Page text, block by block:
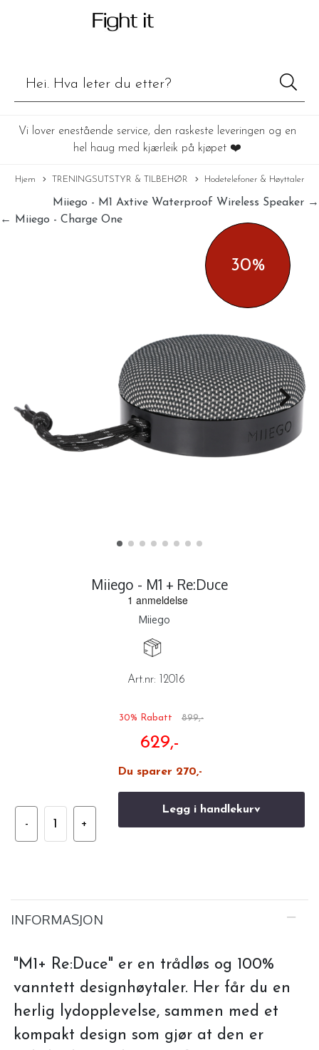
Vi lover enestående service, den raskeste leveringen og en
hel haug med kjærleik på kjøpet ❤️
Hjem TRENINGSUTSTYR & TILBEHØR Hodetelefoner & Høyttaler
30%
Miiego - M1 Axtive Waterproof Wireless Speaker →
← Miiego - Charge One
Miiego - M1 + Re:Duce
Miiego
Art.nr: 12016
30% Rabatt 899,-
629,-
Du sparer 270,-
Legg i handlekurv
INFORMASJON
"M1+ Re:Duce" er en trådløs og 100%
vanntett designhøytaler. Her får du en
herlig lydopplevelse, sammen med et
kompakt design som gjør at den er